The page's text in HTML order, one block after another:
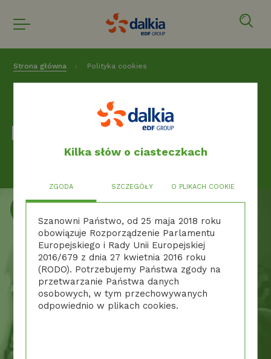
Kilka słów o ciasteczkach
ZGODA SZCZEGÓŁY O PLIKACH COOKIE
Szanowni Państwo, od 25 maja 2018 roku
obowiązuje Rozporządzenie Parlamentu
Europejskiego i Rady Unii Europejskiej
2016/679 z dnia 27 kwietnia 2016 roku
(RODO). Potrzebujemy Państwa zgody na
przetwarzanie Państwa danych
osobowych, w tym przechowywanych
odpowiednio w plikach cookies.
Strona główna Polityka cookies
Polityka cookies